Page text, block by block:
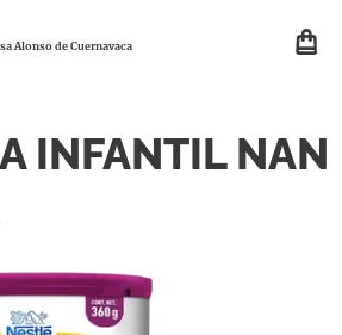
Alonso de Cuernavaca
INFANTIL NAN